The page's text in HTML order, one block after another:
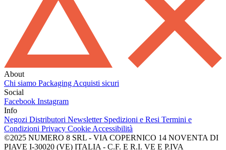
About
Chi siamo Packaging Acquisti sicuri
Social
Facebook Instagram
Info
Negozi Distributori Newsletter Spedizioni e Resi Termini e
Condizioni Privacy Cookie Accessibilità
©2025 NUMERO 8 SRL - VIA COPERNICO 14 NOVENTA DI
PIAVE I-30020 (VE) ITALIA - C.F. E R.I. VE E P.IVA